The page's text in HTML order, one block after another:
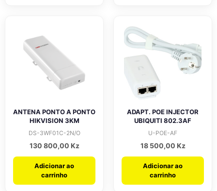
ANTENA PONTO A PONTO
HIKVISION 3KM
DS-3WF01C-2N/O
130 800,00 Kz
Adicionar ao
carrinho
ADAPT. POE INJECTOR
UBIQUITI 802.3AF
U-POE-AF
18 500,00 Kz
Adicionar ao
carrinho